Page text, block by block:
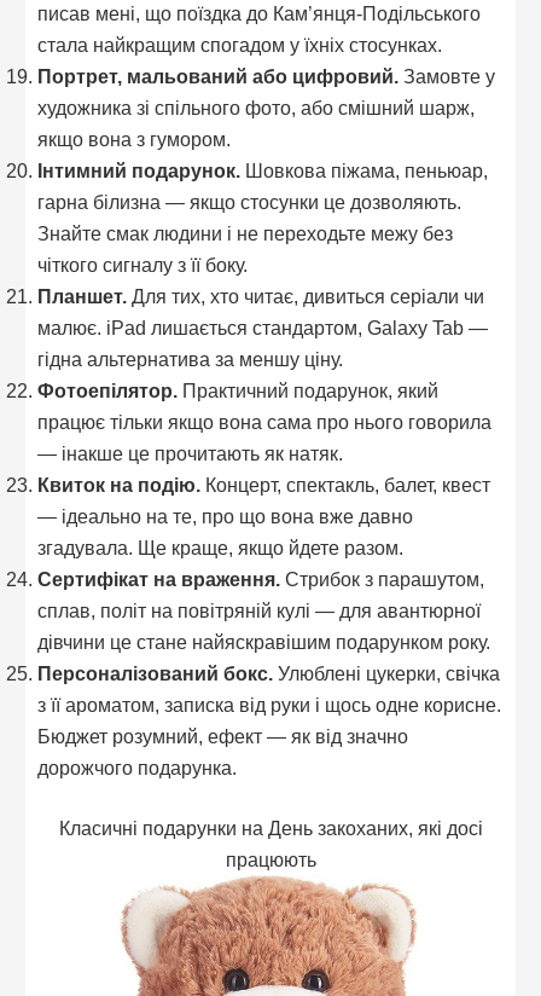
писав мені, що поїздка до Кам’янця-Подільського
стала найкращим спогадом у їхніх стосунках.
Портрет, мальований або цифровий. Замовте у
художника зі спільного фото, або смішний шарж,
якщо вона з гумором.
Інтимний подарунок. Шовкова піжама, пеньюар,
гарна білизна — якщо стосунки це дозволяють.
Знайте смак людини і не переходьте межу без
чіткого сигналу з її боку.
Планшет. Для тих, хто читає, дивиться серіали чи
малює. iPad лишається стандартом, Galaxy Tab —
гідна альтернатива за меншу ціну.
Фотоепілятор. Практичний подарунок, який
працює тільки якщо вона сама про нього говорила
— інакше це прочитають як натяк.
Квиток на подію. Концерт, спектакль, балет, квест
— ідеально на те, про що вона вже давно
згадувала. Ще краще, якщо йдете разом.
Сертифікат на враження. Стрибок з парашутом,
сплав, політ на повітряній кулі — для авантюрної
дівчини це стане найяскравішим подарунком року.
Персоналізований бокс. Улюблені цукерки, свічка
з її ароматом, записка від руки і щось одне корисне.
Бюджет розумний, ефект — як від значно
дорожчого подарунка.
Класичні подарунки на День закоханих, які досі
працюють